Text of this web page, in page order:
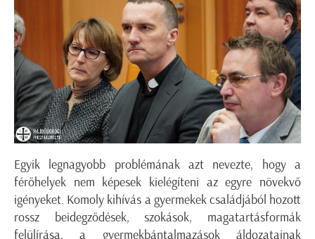
Egyik legnagyobb problémának azt nevezte, hogy a
férőhelyek nem képesek kielégíteni az egyre növekvő
igényeket. Komoly kihívás a gyermekek családjából hozott
rossz beidegződések, szokások, magatartásformák
felülírása, a gyermekbántalmazások áldozatainak